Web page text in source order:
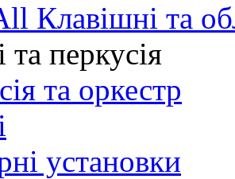
Клавішні та
та перкусія
та оркестр
установки